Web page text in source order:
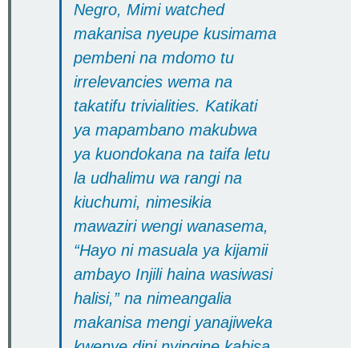
Negro, Mimi watched
makanisa nyeupe kusimama
pembeni na mdomo tu
irrelevancies wema na
takatifu trivialities. Katikati
ya mapambano makubwa
ya kuondokana na taifa letu
la udhalimu wa rangi na
kiuchumi, nimesikia
mawaziri wengi wanasema,
“Hayo ni masuala ya kijamii
ambayo Injili haina wasiwasi
halisi,” na nimeangalia
makanisa mengi yanajiweka